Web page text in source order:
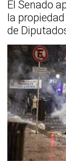
El Senado
la
de